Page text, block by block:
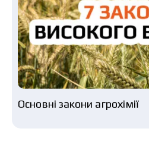
Основні закони агрохімії